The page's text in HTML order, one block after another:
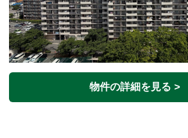
物件の詳細を見る >